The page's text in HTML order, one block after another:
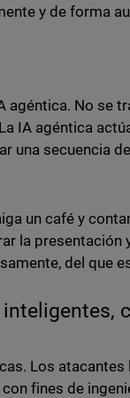
y de forma
agéntica. No se
IA agéntica
una secuencia
un café y
la presentación
del que
Los atacantes
fines de